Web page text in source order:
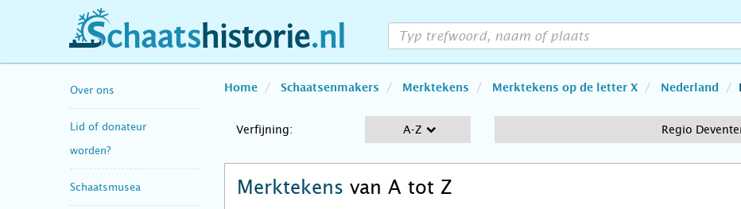
schaatshistorie.nl
Over ons
Lid of donateur
worden?
Schaatsmusea
Home Schaatsenmakers Merktekens Merktekens op de letter X Nederland
Verfijning: A-Z Regio
Merktekens van A tot Z